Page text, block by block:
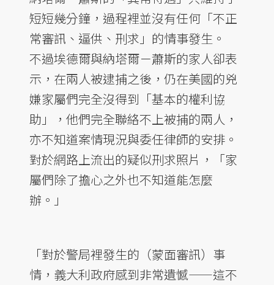
短短幾分鐘，過程裡並沒有任何「不正
常審訊、逼供、刑求」的情事發生。
不過埃德爾與納塔爾－蕭斯的家人卻表
示，在兩人被逮捕之後，仍在美國的兇
嫌家屬們完全沒得到「基本的權利協
助」，他們完全聯絡不上被捕的兩人，
亦不知道案情現況與委任律師的安排。
對於網路上流出的疑似刑求照片，「家
屬們除了擔心之外也不知道能怎麼
辦。」
「對於警局裡發生的（蒙面審訊）事
情，義大利政府感到非常遺憾——這不